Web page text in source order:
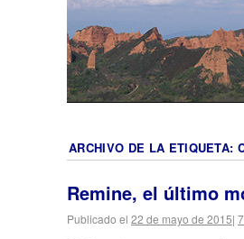
ARCHIVO DE LA ETIQUETA:
Remine, el último
Publicado el 22 de mayo de 2015|